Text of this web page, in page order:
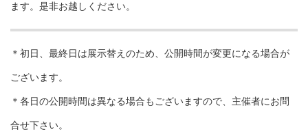
ます。是非お越しください。
＊初日、最終日は展示替えのため、公開時間が変更になる場合が
ございます。
＊各日の公開時間は異なる場合もございますので、主催者にお問
合せ下さい。